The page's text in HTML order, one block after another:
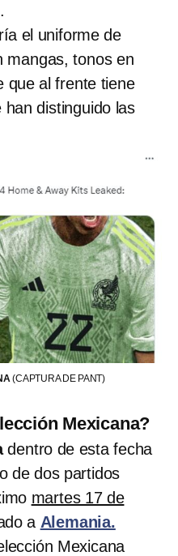
el uniforme de
mangas, tonos en
que al frente tiene
distinguido las
(CAPTURA DE PANT)
Mexicana?
dentro de esta fecha
de dos partidos
martes 17 de
a Alemania.
Mexicana